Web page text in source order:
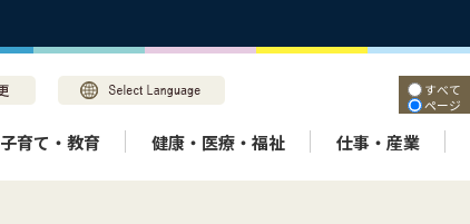
すべて
ページ
子育て・教育 健康・医療・福祉 仕事・産業